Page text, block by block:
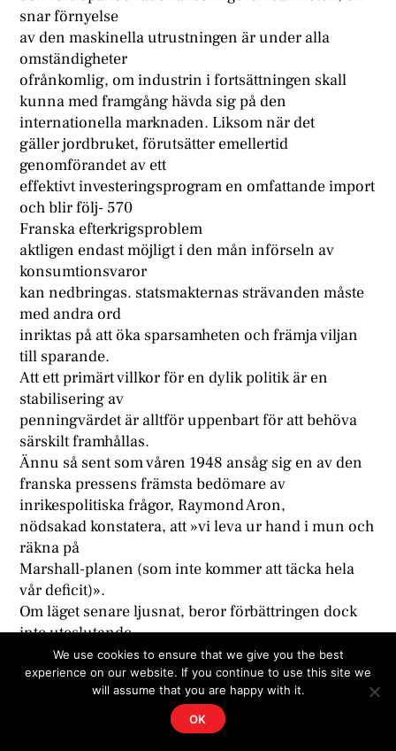
snar förnyelse
av den maskinella utrustningen är under alla
omständigheter
ofrånkomlig, om industrin i fortsättningen skall
kunna med framgång hävda sig på den
internationella marknaden. Liksom när det
gäller jordbruket, förutsätter emellertid
genomförandet av ett
effektivt investeringsprogram en omfattande import
och blir följ- 570
Franska efterkrigsproblem
aktligen endast möjligt i den mån införseln av
konsumtionsvaror
kan nedbringas. statsmakternas strävanden måste
med andra ord
inriktas på att öka sparsamheten och främja viljan
till sparande.
Att ett primärt villkor för en dylik politik är en
stabilisering av
penningvärdet är alltför uppenbart för att behöva
särskilt framhållas.
Ännu så sent som våren 1948 ansåg sig en av den
franska pressens främsta bedömare av
inrikespolitiska frågor, Raymond Aron,
nödsakad konstatera, att »vi leva ur hand i mun och
räkna på
Marshall-planen (som inte kommer att täcka hela
vår deficit)».
Om läget senare ljusnat, beror förbättringen dock
inte uteslutande
vare sig på den amerikanska hjälpen eller på
sådana gynnsamma
omständigheter som exempelvis fjolårets
rekordskörd. »La politique de l’immobilisme» och
den strängare hushållning, som den
We use cookies to ensure that we give you the best
experience on our website. If you continue to use this site we
will assume that you are happy with it.
OK